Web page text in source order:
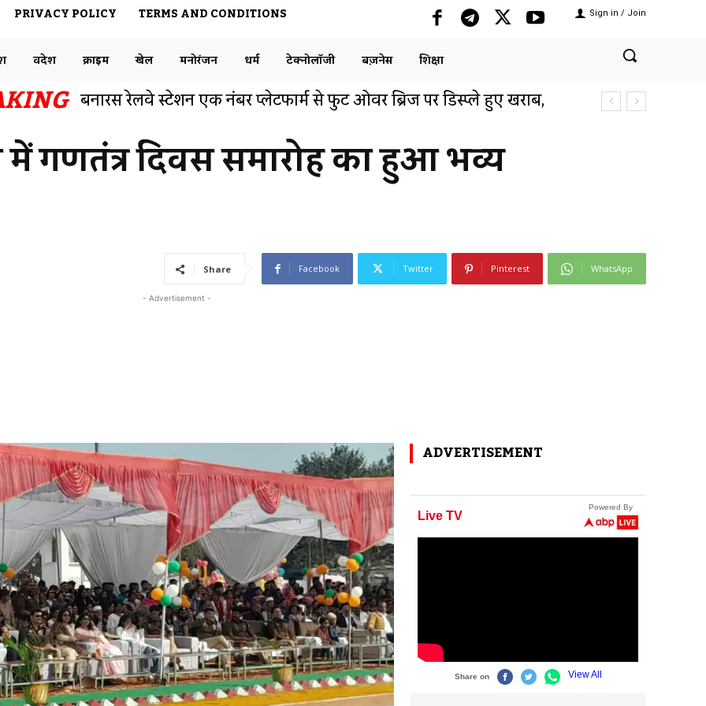
PRIVACY POLICY TERMS AND CONDITIONS Sign in / Join
विदेश क्राइम खेल मनोरंजन धर्म टेक्नोलॉजी बिज़नेस शिक्षा
केंद्रीय मंत्री अश्विनी वैष्णव ने आधार संवाद में औद्योगिक क्षेत्र में आर्टिफिशियल
इंटेलिजेंस को लेकर कहीं यह बात
गणतंत्र दिवस समारोह का हुआ भव्य
Share Facebook Twitter Pinterest WhatsApp
- Advertisement -
ADVERTISEMENT